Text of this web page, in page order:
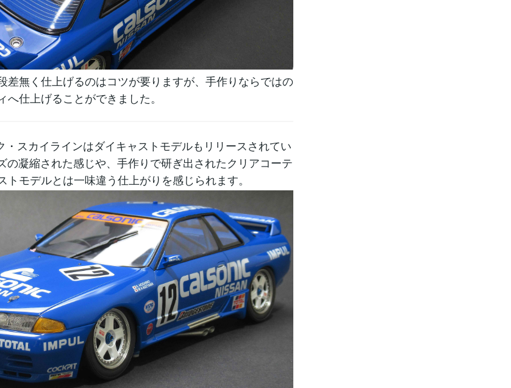
差無く仕上げるのはコツが要りますが、手作りならではの
へ仕上げることができました。
・スカイラインはダイキャストモデルもリリースされてい
の凝縮された感じや、手作りで研ぎ出されたクリアコーテ
トモデルとは一味違う仕上がりを感じられます。